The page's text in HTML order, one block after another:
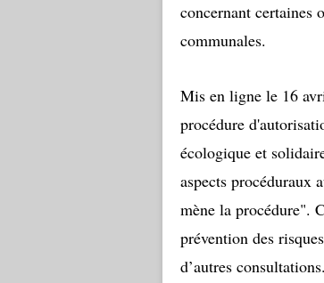
concernant certaines
communales.
Mis en ligne le 16
procédure
écologique et
aspects procéduraux
mène la procédure".
prévention des
d’autres